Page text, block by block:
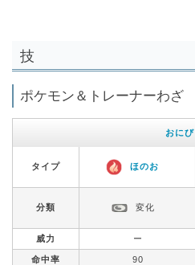
技
ポケモン＆トレーナーわざ
おにび
タイプ ほのお
分類 変化
威力 ー
命中率 90